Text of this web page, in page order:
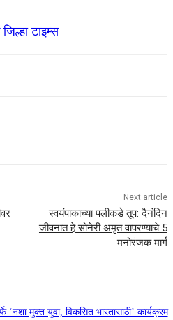
टाइम्स
Next article
स्वयंपाकाच्या पलीकडे तूप: दैनंदिन
जीवनात हे सोनेरी अमृत वापरण्याचे 5
मनोरंजक मार्ग
‘नशा मुक्त युवा, विकसित भारतासाठी’ कार्यक्रम